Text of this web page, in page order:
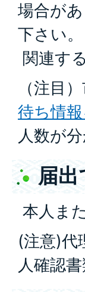
場合が
下さい。
関連す
（注目
待ち情
人数が
届出
本人ま
(注意)代
人確認